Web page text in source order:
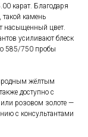
карат. Благодаря
камень
насыщенный цвет.
усиливают блеск
585/750 пробы
жёлтым
доступно с
розовом золоте —
с консультантами